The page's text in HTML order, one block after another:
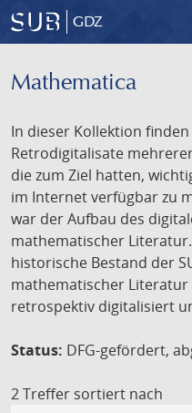
GDZ
Mathematica
In dieser Kollektion
Retrodigitalisate
die zum Ziel hatten,
im Internet verfügbar zu
war der Aufbau des
mathematischer
historische Bestand der
mathematischer Literatur
retrospektiv digitalisiert
Status: DFG-gefördert,
2 Treffer sortiert nach